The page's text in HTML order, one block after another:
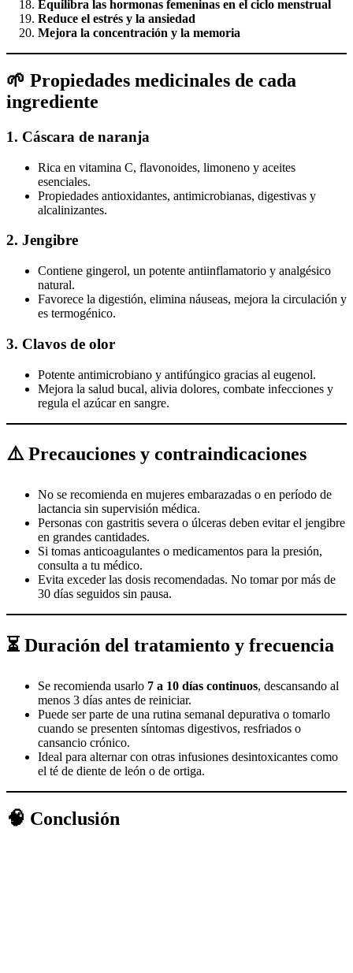
Equilibra las hormonas femeninas en el ciclo menstrual
Reduce el estrés y la ansiedad
Mejora la concentración y la memoria
🌱 Propiedades medicinales de cada
ingrediente
1. Cáscara de naranja
Rica en vitamina C, flavonoides, limoneno y aceites
esenciales.
Propiedades antioxidantes, antimicrobianas, digestivas y
alcalinizantes.
2. Jengibre
Contiene gingerol, un potente antiinflamatorio y analgésico
natural.
Favorece la digestión, elimina náuseas, mejora la circulación y
es termogénico.
3. Clavos de olor
Potente antimicrobiano y antifúngico gracias al eugenol.
Mejora la salud bucal, alivia dolores, combate infecciones y
regula el azúcar en sangre.
⚠️ Precauciones y contraindicaciones
No se recomienda en mujeres embarazadas o en período de
lactancia sin supervisión médica.
Personas con gastritis severa o úlceras deben evitar el jengibre
en grandes cantidades.
Si tomas anticoagulantes o medicamentos para la presión,
consulta a tu médico.
Evita exceder las dosis recomendadas. No tomar por más de
30 días seguidos sin pausa.
⏳ Duración del tratamiento y frecuencia
Se recomienda usarlo 7 a 10 días continuos, descansando al
menos 3 días antes de reiniciar.
Puede ser parte de una rutina semanal depurativa o tomarlo
cuando se presenten síntomas digestivos, resfriados o
cansancio crónico.
Ideal para alternar con otras infusiones desintoxicantes como
el té de diente de león o de ortiga.
🧠 Conclusión